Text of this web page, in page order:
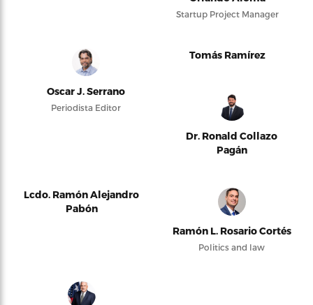
Startup Project Manager
Oscar J. Serrano
Periodista Editor
Tomás Ramírez
Dr. Ronald Collazo
Pagán
Lcdo. Ramón Alejandro
Pabón
Ramón L. Rosario Cortés
Politics and law